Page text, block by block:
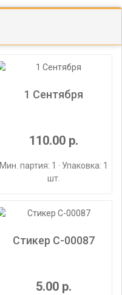
1 Сентября
110.00 р.
Мин. партия: 1 · Упаковка: 1
шт.
Стикер С-00087
5.00 р.